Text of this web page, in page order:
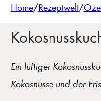
Home/Rezeptwelt/
Ein luftiger
Kokosnüsse und der